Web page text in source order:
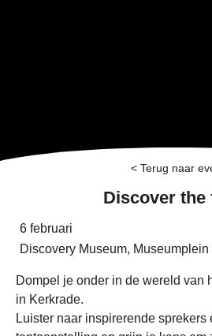
< Terug naar
Discover the
6 februari
Discovery Museum,
Dompel je onder in de wereld van
in Kerkrade.
Luister naar inspirerende sprekers